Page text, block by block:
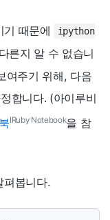
기 때문에 ipython
른지 알 수 없습니
여주기 위해, 다음
합니다. (아이루비
IRuby Notebook을 참
펴봅니다.